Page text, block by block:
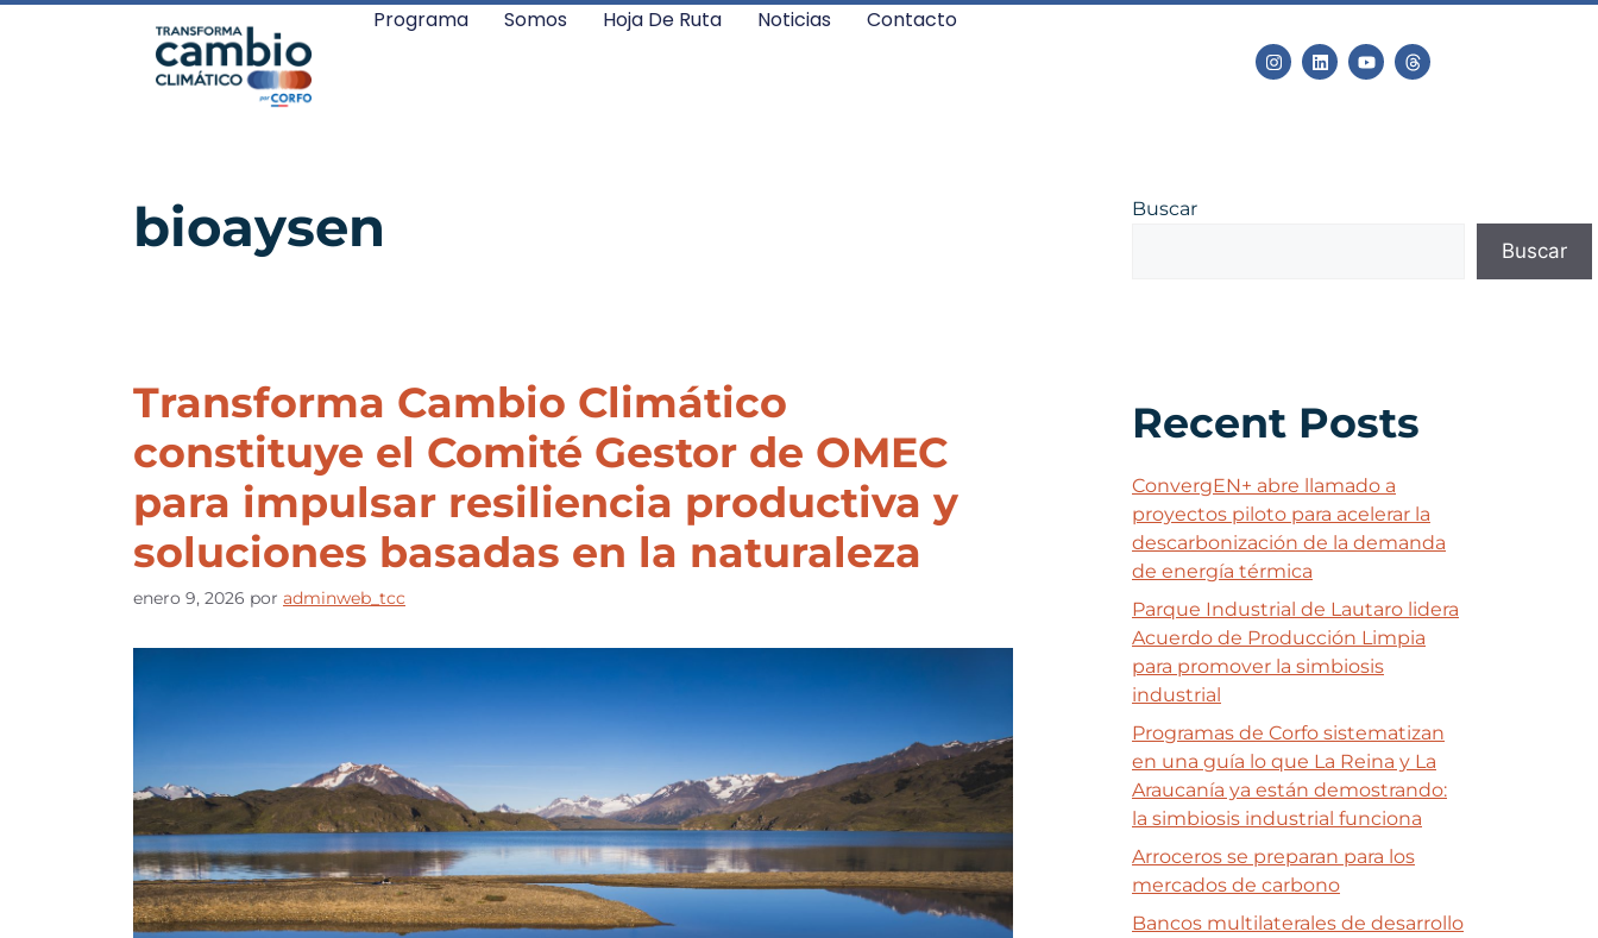
Programa Somos Hoja De Ruta Noticias Contacto
bioaysen
Transforma Cambio Climático
constituye el Comité Gestor de OMEC
para impulsar resiliencia productiva y
soluciones basadas en la naturaleza
enero 9, 2026 por adminweb_tcc
Buscar
Buscar
Recent Posts
ConvergEN+ abre llamado a
proyectos piloto para acelerar la
descarbonización de la demanda
de energía térmica
Parque Industrial de Lautaro lidera
Acuerdo de Producción Limpia
para promover la simbiosis
industrial
Programas de Corfo sistematizan
en una guía lo que La Reina y La
Araucanía ya están demostrando:
la simbiosis industrial funciona
Arroceros se preparan para los
mercados de carbono
Bancos multilaterales de desarrollo